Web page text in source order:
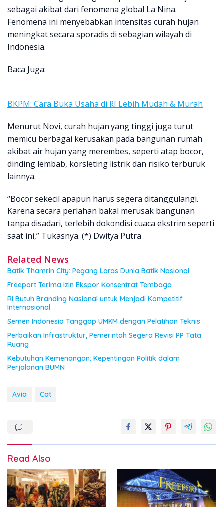
sebagai akibat dari fenomena global La Nina.
Fenomena ini menyebabkan intensitas curah hujan
meningkat secara sporadis di sebagian wilayah di
Indonesia.
Baca Juga:
BKPM: Cara Buka Usaha di RI Lebih Mudah & Murah
Menurut Novi, curah hujan yang tinggi juga turut
memicu berbagai kerusakan pada bangunan rumah
akibat air hujan yang merembes, seperti atap bocor,
dinding lembab, korsleting listrik dan risiko terburuk
lainnya.
“Bocor sekecil apapun harus segera ditanggulangi.
Karena secara perlahan bakal merusak bangunan
tanpa disadari, terlebih dokondisi cuaca ekstrim seperti
saat ini,” Tukasnya. (*) Dwitya Putra
Related News
Batik Thamrin City: Pegang Laras Dunia Batik Nasional
Freeport Terima Izin Ekspor Konsentrat Tembaga
RI Butuh Branding Nasional untuk Menjadi Kompetitif
Internasional
Semen Indonesia Tanggap UMKM dengan Pelatihan Teknis
Perbaikan Infrastruktur, Pemerintah Segera Revisi PP Tata
Ruang
Kebutuhan Kemenangan: Kepentingan Politik dalam
Perjalanan BUMN
Avia Cat
Read Also